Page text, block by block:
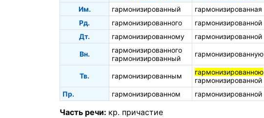
Им.
гармонизированный гармонизированная
Рд.
гармонизированного гармонизированной
Дт.
гармонизированному гармонизированной
Вн.
гармонизированного
гармонизированный
гармонизированную
Тв. гармонизированным
гармонизированною
гармонизированной
Пр. гармонизированном гармонизированной
Часть речи: кр. причастие